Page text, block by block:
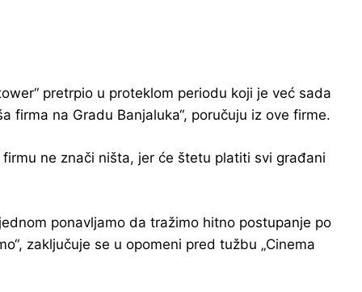
pretrpio u proteklom periodu koji je već sada
na Gradu Banjaluka“, poručuju iz ove firme.
ne znači ništa, jer će štetu platiti svi građani
ponavljamo da tražimo hitno postupanje po
zaključuje se u opomeni pred tužbu „Cinema